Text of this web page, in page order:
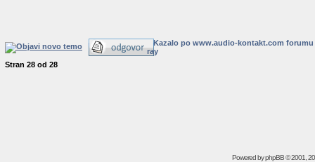
Kazalo po www.audio-kontakt.com forumu
ray
Stran 28 od 28
Powered byphpBB© 2001,